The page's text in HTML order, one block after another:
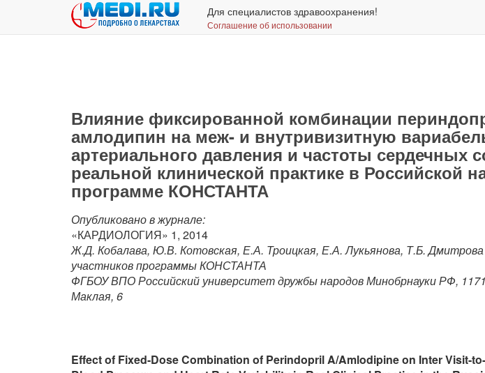
Для специалистов здравоохранения!
Соглашение об использовании
Влияние фиксированной комбинации
амлодипин на меж- и внутривизитную
артериального давления и частоты сердечных
реальной клинической практике в Российской
программе КОНСТАНТА
Опубликовано в журнале:
«КАРДИОЛОГИЯ» 1, 2014
Ж.Д. Кобалава, Ю.В. Котовская, Е.А. Троицкая, Е.А. Лукьянова, Т.Б.
участников программы КОНСТАНТА
ФГБОУ ВПО Российский университет дружбы народов Минобрнауки РФ,
Маклая, 6
Effect of Fixed-Dose Combination of Perindopril A/Amlodipine on Inter Visit-